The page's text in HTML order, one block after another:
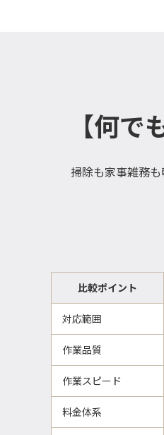
【何
掃除も家事雑務
比較ポイント
対応範囲
作業品質
作業スピード
料金体系